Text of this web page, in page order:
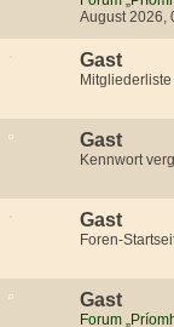
August 2026,
Gast
Mitgliederliste
Gast
Kennwort
Gast
Foren-
Gast
Forum